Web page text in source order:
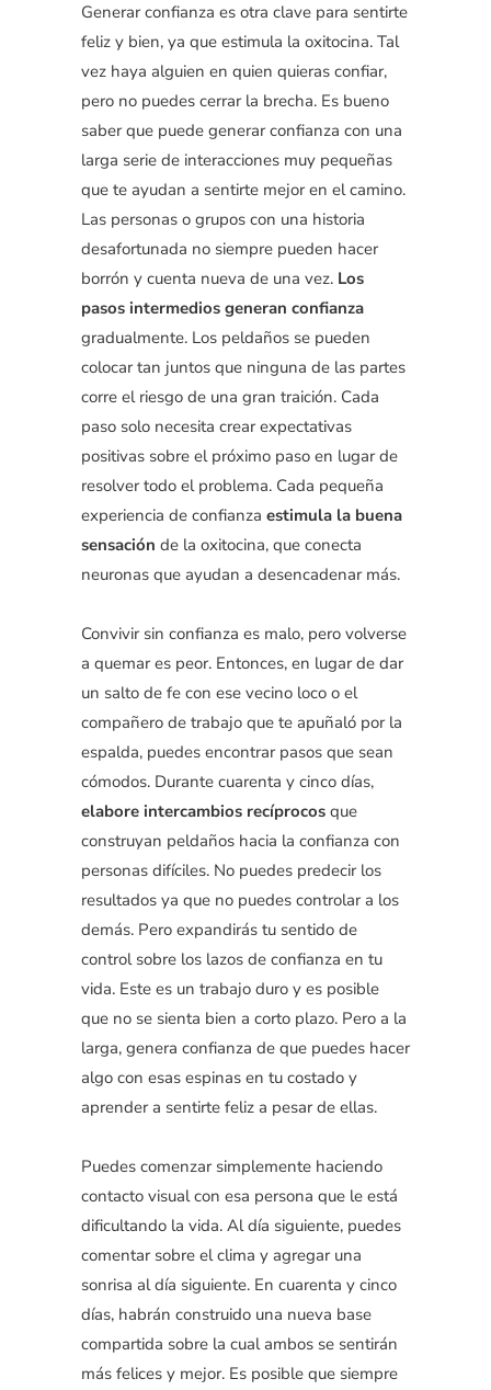
Generar confianza es otra clave para sentirte
feliz y bien, ya que estimula la oxitocina. Tal
vez haya alguien en quien quieras confiar,
pero no puedes cerrar la brecha. Es bueno
saber que puede generar confianza con una
larga serie de interacciones muy pequeñas
que te ayudan a sentirte mejor en el camino.
Las personas o grupos con una historia
desafortunada no siempre pueden hacer
borrón y cuenta nueva de una vez. Los
pasos intermedios generan confianza
gradualmente. Los peldaños se pueden
colocar tan juntos que ninguna de las partes
corre el riesgo de una gran traición. Cada
paso solo necesita crear expectativas
positivas sobre el próximo paso en lugar de
resolver todo el problema. Cada pequeña
experiencia de confianza estimula la buena
sensación de la oxitocina, que conecta
neuronas que ayudan a desencadenar más.
Convivir sin confianza es malo, pero volverse
a quemar es peor. Entonces, en lugar de dar
un salto de fe con ese vecino loco o el
compañero de trabajo que te apuñaló por la
espalda, puedes encontrar pasos que sean
cómodos. Durante cuarenta y cinco días,
elabore intercambios recíprocos que
construyan peldaños hacia la confianza con
personas difíciles. No puedes predecir los
resultados ya que no puedes controlar a los
demás. Pero expandirás tu sentido de
control sobre los lazos de confianza en tu
vida. Este es un trabajo duro y es posible
que no se sienta bien a corto plazo. Pero a la
larga, genera confianza de que puedes hacer
algo con esas espinas en tu costado y
aprender a sentirte feliz a pesar de ellas.
Puedes comenzar simplemente haciendo
contacto visual con esa persona que le está
dificultando la vida. Al día siguiente, puedes
comentar sobre el clima y agregar una
sonrisa al día siguiente. En cuarenta y cinco
días, habrán construido una nueva base
compartida sobre la cual ambos se sentirán
más felices y mejor. Es posible que siempre